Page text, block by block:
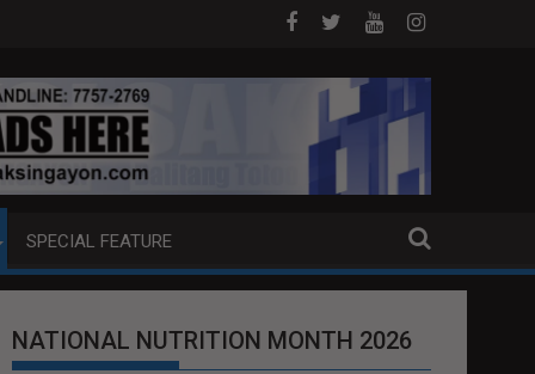
ANG EXTRADITION REQUEST NG U.S. LABAN KAY QUIBOLOY
MAHIGIT P21-M HALAGANG SMUGGLED
SPECIAL FEATURE
NATIONAL NUTRITION MONTH 2026